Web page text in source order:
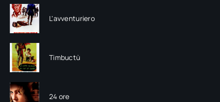
L'avventuriero
Timbuctù
24 ore